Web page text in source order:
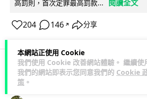
本網站正使用 Cookie
我們使用 Cookie 改善網站體驗。 繼續使
我們的網站即表示您同意我們的 Cookie
策 。
高罰則，首次定罪最高罰款...
閱讀全文
204 146 ↗ 分享
人工智能